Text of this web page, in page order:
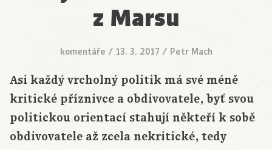
z Marsu
komentáře / 13. 3. 2017 / Petr Mach
Asi každý vrcholný politik má své méně
kritické příznivce a obdivovatele, byť svou
politickou orientací stahují někteří k sobě
obdivovatele až zcela nekritické, tedy